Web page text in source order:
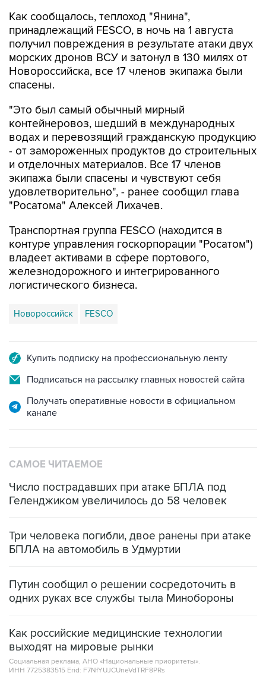
Как сообщалось, теплоход "Янина",
принадлежащий FESCO, в ночь на 1 августа
получил повреждения в результате атаки двух
морских дронов ВСУ и затонул в 130 милях от
Новороссийска, все 17 членов экипажа были
спасены.
"Это был самый обычный мирный
контейнеровоз, шедший в международных
водах и перевозящий гражданскую продукцию
- от замороженных продуктов до строительных
и отделочных материалов. Все 17 членов
экипажа были спасены и чувствуют себя
удовлетворительно", - ранее сообщил глава
"Росатома" Алексей Лихачев.
Транспортная группа FESCO (находится в
контуре управления госкорпорации "Росатом")
владеет активами в сфере портового,
железнодорожного и интегрированного
логистического бизнеса.
Новороссийск FESCO
Купить подписку на профессиональную ленту
Подписаться на рассылку главных новостей сайта
Получать оперативные новости в официальном
канале
САМОЕ ЧИТАЕМОЕ
Число пострадавших при атаке БПЛА под
Геленджиком увеличилось до 58 человек
Три человека погибли, двое ранены при атаке
БПЛА на автомобиль в Удмуртии
Путин сообщил о решении сосредоточить в
одних руках все службы тыла Минобороны
Как российские медицинские технологии
выходят на мировые рынки
Социальная реклама, АНО «Национальные приоритеты».
ИНН 7725383515 Erid: F7NfYUJCUneVdTRF8PRs